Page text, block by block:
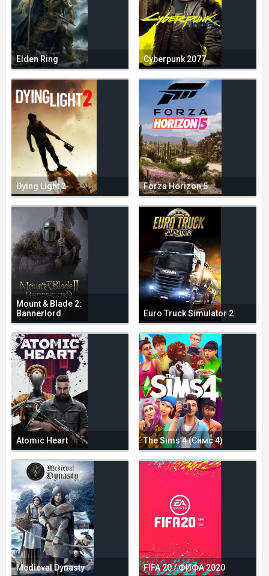
Elden Ring Cyberpunk 2077
Dying Light 2 Forza Horizon 5
Mount & Blade 2:
Bannerlord
Euro Truck Simulator 2
Atomic Heart The Sims 4 (Симс 4)
Medieval Dynasty FIFA 20 / ФИФА 2020